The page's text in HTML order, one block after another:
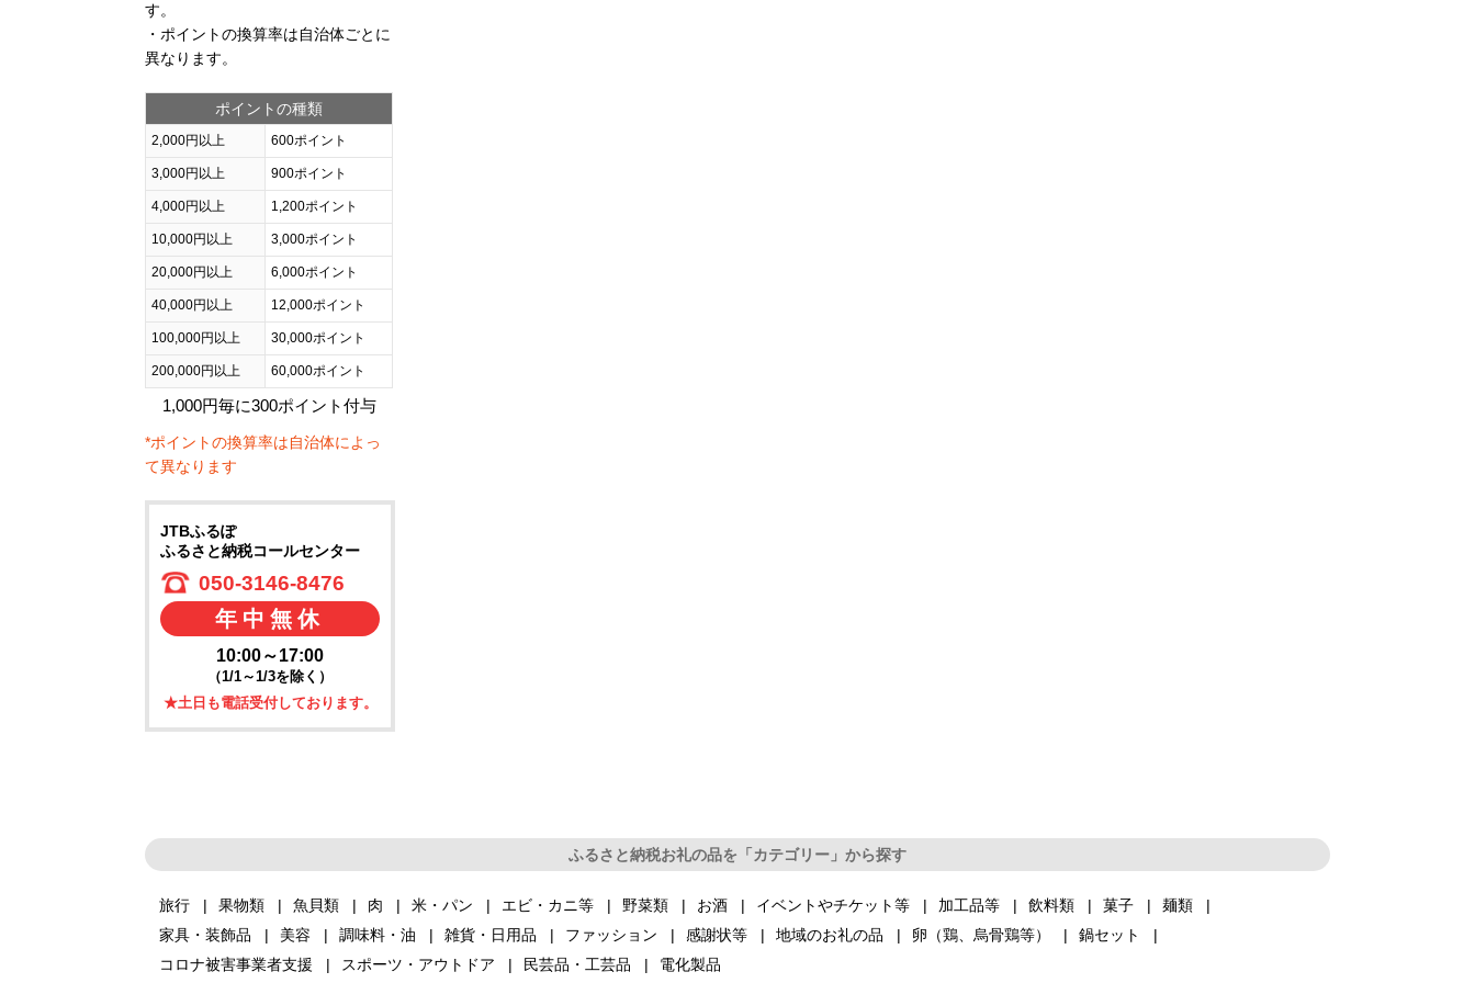
す。
・ポイントの換算率は自治体ごとに
異なります。
ポイントの種類
2,000円以上 600ポイント
3,000円以上 900ポイント
4,000円以上 1,200ポイント
10,000円以上 3,000ポイント
20,000円以上 6,000ポイント
40,000円以上 12,000ポイント
100,000円以上 30,000ポイント
200,000円以上 60,000ポイント
1,000円毎に300ポイント付与
*ポイントの換算率は自治体によっ
て異なります
JTBふるぽ
ふるさと納税コールセンター
050-3146-8476
年中無休
10:00～17:00
（1/1～1/3を除く）
★土日も電話受付しております。
ふるさと納税お礼の品を「カテゴリー」から探す
旅行 果物類 魚貝類 肉 米・パン エビ・カニ等 野菜類 お酒 イベントやチケット等 加工品等 飲料類 菓子
麺類
家具・装飾品
美容 調味料・油 雑貨・日用品 ファッション 感謝状等 地域のお礼の品 卵（鶏、烏骨鶏等）
鍋セット
コロナ被害事業者支援
スポーツ・アウトドア 民芸品・工芸品 電化製品